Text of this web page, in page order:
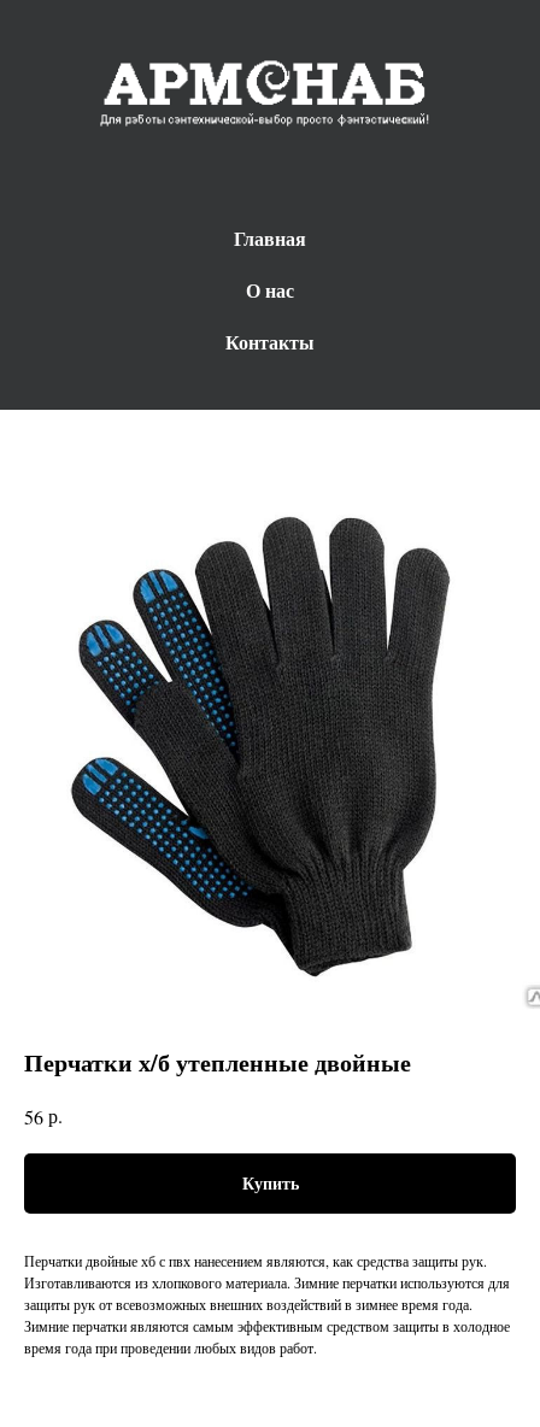
Главная
О нас
Контакты
Перчатки х/б утепленные двойные
56р.
Купить
Перчатки двойные хб с пвх нанесением являются, как средства защиты рук.
Изготавливаются из хлопкового материала. Зимние перчатки используются для
защиты рук от всевозможных внешних воздействий в зимнее время года.
Зимние перчатки являются самым эффективным средством защиты в холодное
время года при проведении любых видов работ.